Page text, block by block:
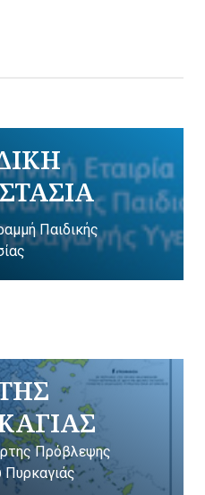
Παιδικής
Πρόβλεψης
Πυρκαγιάς